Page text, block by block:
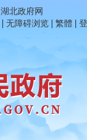
湖北政府网
| 无障碍浏览 | 繁體 |